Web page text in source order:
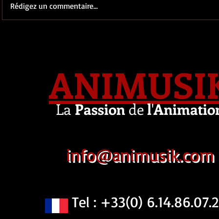
Rédigez un commentaire...
LaPassiondel'
info@animusik.com
Tel : +33(0)